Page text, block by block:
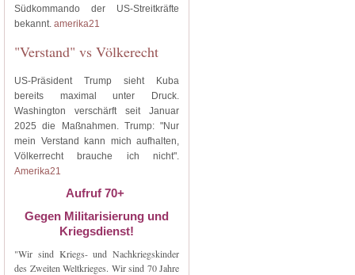
Südkommando der US-Streitkräfte
bekannt. amerika21
"Verstand" vs Völkerecht
US-Präsident Trump sieht Kuba
bereits maximal unter Druck.
Washington verschärft seit Januar
2025 die Maßnahmen. Trump: "Nur
mein Verstand kann mich aufhalten,
Völkerrecht brauche ich nicht".
Amerika21
Aufruf 70+
Gegen Militarisierung und
Kriegsdienst!
"Wir sind Kriegs- und Nachkriegskinder
des Zweiten Weltkrieges. Wir sind 70 Jahre